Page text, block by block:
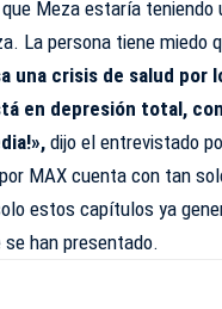
Meza estaría
La persona tiene miedo
una crisis de salud por
en depresión total,
dijo el entrevistado
MAX cuenta con tan
estos capítulos ya
han presentado.